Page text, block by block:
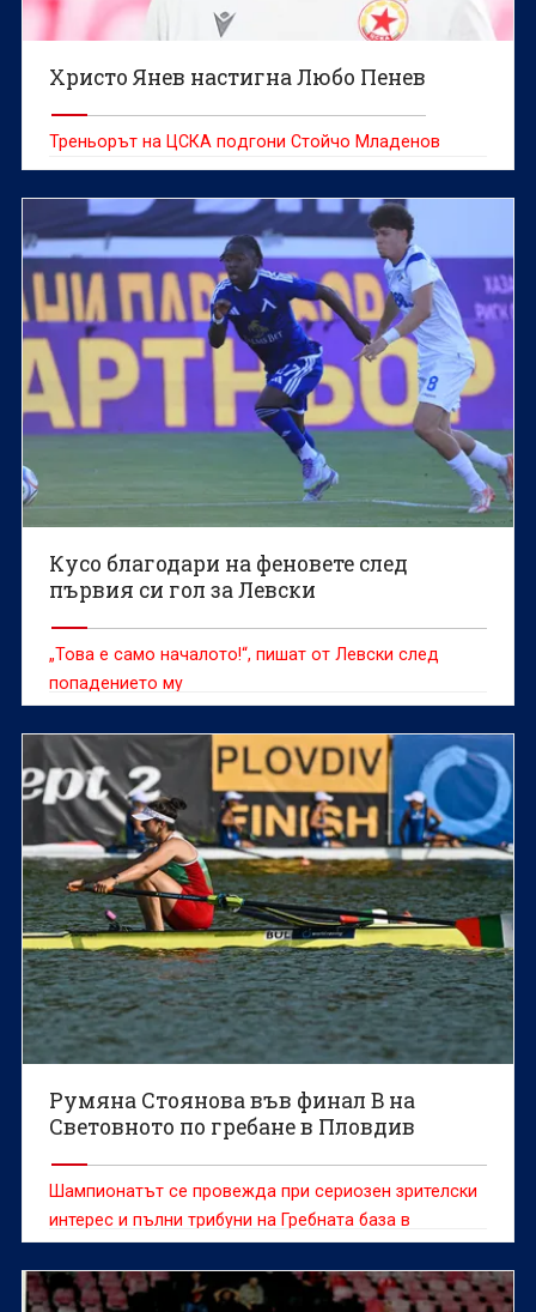
Христо Янев настигна Любо Пенев
Треньорът на ЦСКА подгони Стойчо Младенов
Кусо благодари на феновете след
първия си гол за Левски
„Това е само началото!“, пишат от Левски след
попадението му
Румяна Стоянова във финал B на
Световното по гребане в Пловдив
Шампионатът се провежда при сериозен зрителски
интерес и пълни трибуни на Гребната база в
Пловдив.